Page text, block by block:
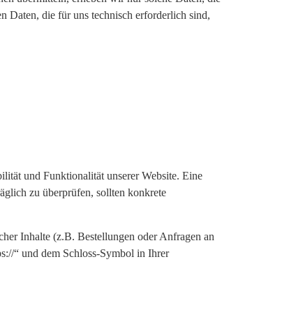
Daten, die für uns technisch erforderlich sind,
und Funktionalität unserer Website. Eine
zu überprüfen, sollten konkrete
Inhalte (z.B. Bestellungen oder Anfragen an
“ und dem Schloss-Symbol in Ihrer